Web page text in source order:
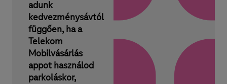
adunk
kedvezménysávtól
függően, ha a
Telekom
Mobilvásárlás
appot használod
parkoláskor,